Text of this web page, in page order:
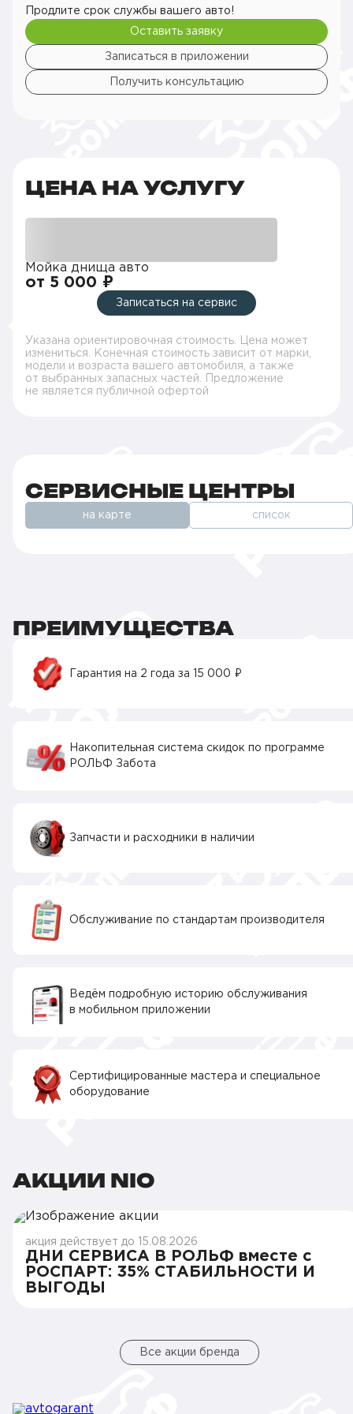
Продлите срок службы вашего авто!
Оставить заявку
Записаться в приложении
Получить консультацию
ЦЕНА НА УСЛУГУ
Мойка днища авто
от 5 000 ₽
Записаться на сервис
Указана ориентировочная стоимость. Цена может
измениться. Конечная стоимость зависит от марки,
модели и возраста вашего автомобиля, а также
от выбранных запасных частей. Предложение
не является публичной офертой
СЕРВИСНЫЕ ЦЕНТРЫ
на карте список
ПРЕИМУЩЕСТВА
Гарантия на 2 года за 15 000 ₽
Накопительная система скидок по программе
РОЛЬФ Забота
Запчасти и расходники в наличии
Обслуживание по стандартам производителя
Ведём подробную историю обслуживания
в мобильном приложении
Сертифицированные мастера и специальное
оборудование
АКЦИИ NIO
акция действует до 15.08.2026
ДНИ СЕРВИСА В РОЛЬФ вместе с
РОСПАРТ: 35% СТАБИЛЬНОСТИ И
ВЫГОДЫ
Все акции бренда